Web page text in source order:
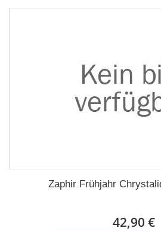
Zaphir Frühjahr
42,90 €